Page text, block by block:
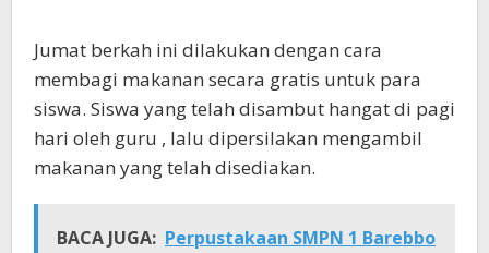
Jumat berkah ini dilakukan dengan cara
membagi makanan secara gratis untuk para
siswa. Siswa yang telah disambut hangat di pagi
hari oleh guru , lalu dipersilakan mengambil
makanan yang telah disediakan.
BACA JUGA: Perpustakaan SMPN 1 Barebbo